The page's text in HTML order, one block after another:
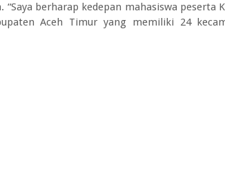
“Saya berharap kedepan mahasiswa
Aceh Timur yang memiliki 24